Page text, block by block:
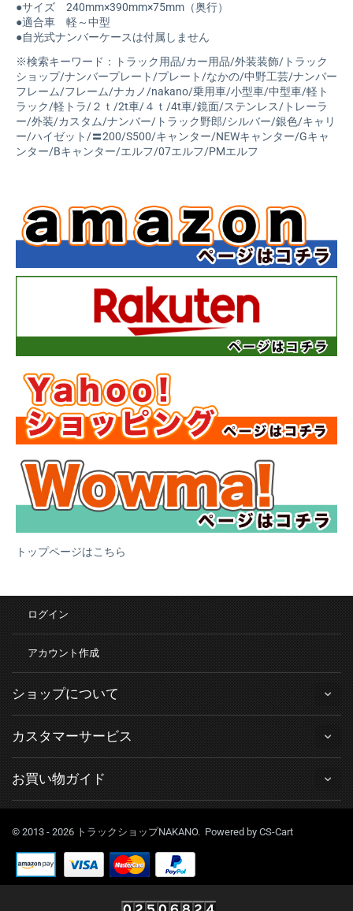
●サイズ 240mm×390mm×75mm（奥行）
●適合車 軽～中型
●自光式ナンバーケースは付属しません
※検索キーワード：トラック用品/カー用品/外装装飾/トラック
ショップ/ナンバープレート/プレート/なかの/中野工芸/ナンバー
フレーム/フレーム/ナカノ/nakano/乗用車/小型車/中型車/軽ト
ラック/軽トラ/２ｔ/2t車/４ｔ/4t車/鏡面/ステンレス/トレーラ
ー/外装/カスタム/ナンバー/トラック野郎/シルバー/銀色/キャリ
ー/ハイゼット/〓200/S500/キャンター/NEWキャンター/Gキャ
ンター/Bキャンター/エルフ/07エルフ/PMエルフ
トップページはこちら
ログイン
アカウント作成
ショップについて
カスタマーサービス
お買い物ガイド
© 2013 - 2026 トラックショップNAKANO. Powered by CS-Cart